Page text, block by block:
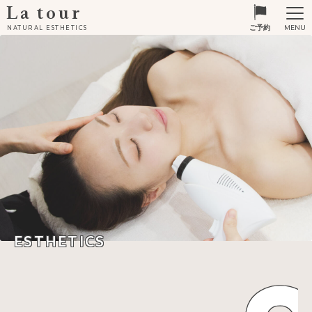
La tour
NATURAL ESTHETICS ご予約 MENU
ESTHETICS